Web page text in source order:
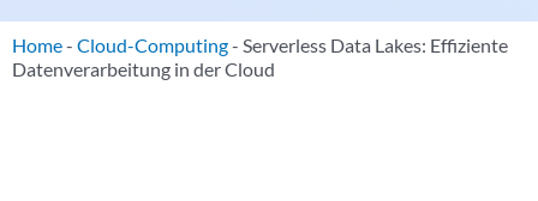
Home- Cloud-Computing- Serverless Data Lakes: Effiziente
Datenverarbeitung in der Cloud